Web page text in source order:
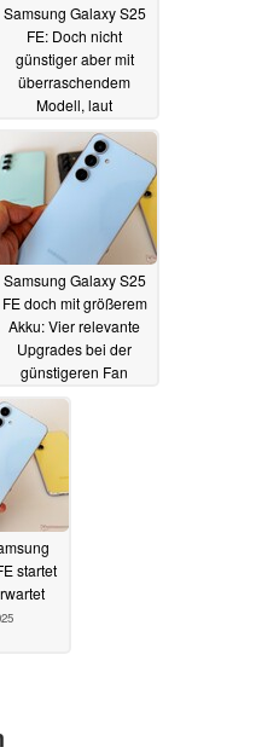
Samsung Galaxy S25
FE: Doch nicht
günstiger aber mit
überraschendem
Modell, laut
verlässlichem
Europreis-Leak
15.08.2025
Samsung Galaxy S25
FE doch mit größerem
Akku: Vier relevante
Upgrades bei der
günstigeren Fan
Edition laut Specs-
Leak
startet